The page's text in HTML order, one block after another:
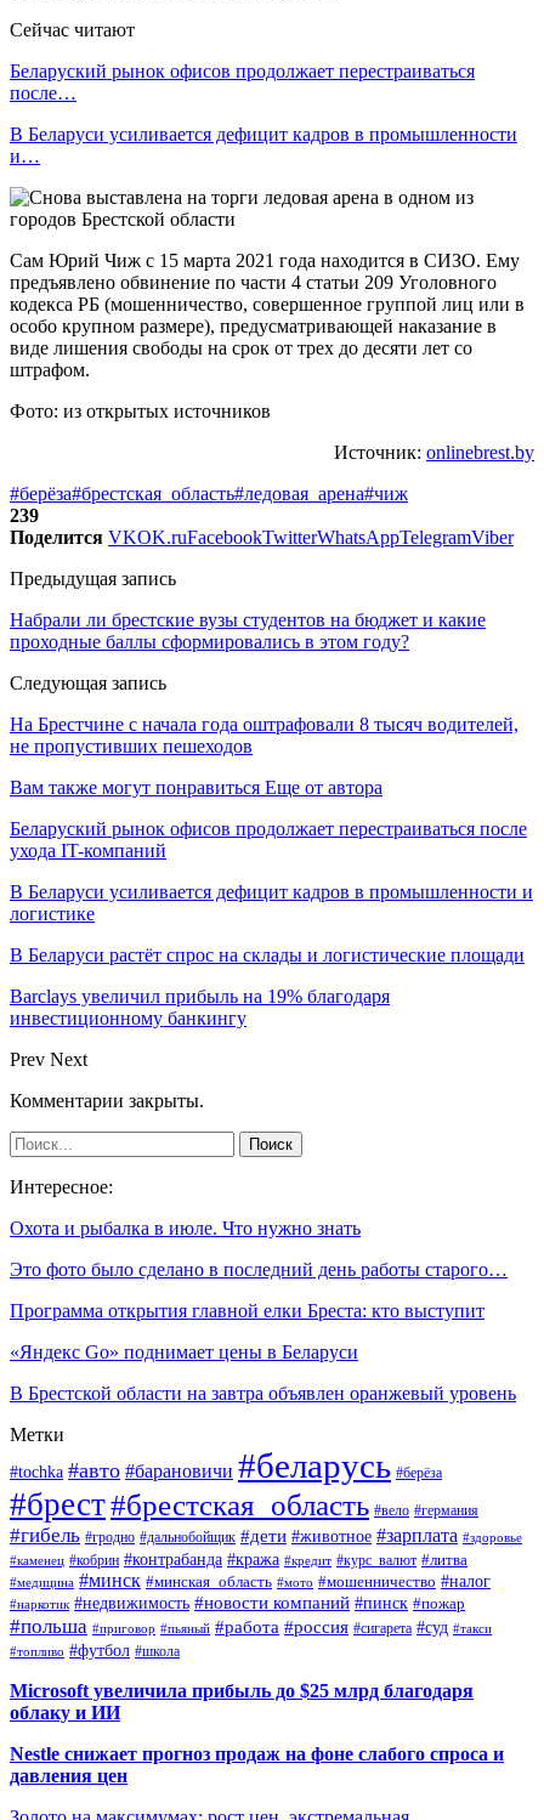
Сейчас читают
Беларуский рынок офисов продолжает перестраиваться
после…
В Беларуси усиливается дефицит кадров в промышленности
и…
Сам Юрий Чиж с 15 марта 2021 года находится в СИЗО. Ему
предъявлено обвинение по части 4 статьи 209 Уголовного
кодекса РБ (мошенничество, совершенное группой лиц или в
особо крупном размере), предусматривающей наказание в
виде лишения свободы на срок от трех до десяти лет со
штрафом.
Фото: из открытых источников
Источник: onlinebrest.by
#берёза#брестская_область#ледовая_арена#чиж
239
Поделится VKOK.ruFacebookTwitterWhatsAppTelegramViber
Предыдущая запись
Набрали ли брестские вузы студентов на бюджет и какие
проходные баллы сформировались в этом году?
Следующая запись
На Брестчине с начала года оштрафовали 8 тысяч водителей,
не пропустивших пешеходов
Вам также могут понравиться Еще от автора
Беларуский рынок офисов продолжает перестраиваться после
ухода IT-компаний
В Беларуси усиливается дефицит кадров в промышленности и
логистике
В Беларуси растёт спрос на склады и логистические площади
Barclays увеличил прибыль на 19% благодаря
инвестиционному банкингу
Prev Next
Комментарии закрыты.
Интересное:
Охота и рыбалка в июле. Что нужно знать
Это фото было сделано в последний день работы старого…
Программа открытия главной елки Бреста: кто выступит
«Яндекс Go» поднимает цены в Беларуси
В Брестской области на завтра объявлен оранжевый уровень
Метки
#tochka #авто #барановичи #беларусь #берёза
#брест#брестская_область #вело #германия
#гибель #гродно #дальнобойщик #дети #животное #зарплата #здоровье
#каменец #кобрин #контрабанда #кража #кредит #курс_валют #литва
#медицина #минск #минская_область #мото #мошенничество #налог
#наркотик #недвижимость #новости компаний #пинск #пожар
#польша #приговор #пьяный #работа #россия #сигарета #суд #такси
#топливо #футбол #школа
Microsoft увеличила прибыль до $25 млрд благодаря
облаку и ИИ
Nestle снижает прогноз продаж на фоне слабого спроса и
давления цен